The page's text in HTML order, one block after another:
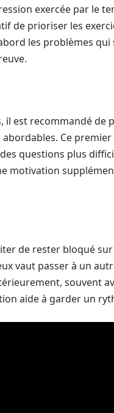
exercée par le
de prioriser les
les problèmes
il est recommandé de
Ce
questions plus
motivation
de rester bloqué
vaut passer à un
souvent
aide à garder un